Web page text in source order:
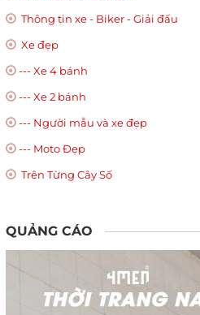
Thông tin xe - Biker - Giải đấu
Xe đẹp
--- Xe 4 bánh
--- Xe 2 bánh
--- Người mẫu và xe đẹp
--- Moto Đẹp
Trên Từng Cây Số
QUẢNG CÁO